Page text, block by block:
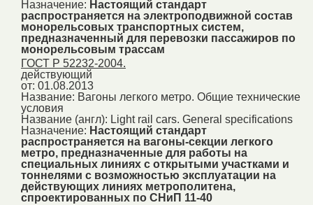
Назначение: Настоящий стандарт
распространяется на электроподвижной состав
монорельсовых транспортных систем,
предназначенный для перевозки пассажиров по
монорельсовым трассам
ГОСТ Р 52232-2004.
действующий
от: 01.08.2013
Название: Вагоны легкого метро. Общие технические
условия
Название (англ): Light rail cars. General specifications
Назначение: Настоящий стандарт
распространяется на вагоны-секции легкого
метро, предназначенные для работы на
специальных линиях с открытыми участками и
тоннелями с возможностью эксплуатации на
действующих линиях метрополитена,
спроектированных по СНиП 11-40